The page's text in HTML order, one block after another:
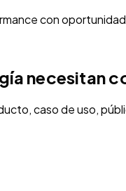
con
necesitan
caso de uso,